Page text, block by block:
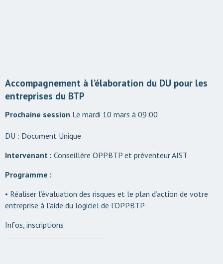
Accompagnement à l’élaboration du DU pour les
entreprises du BTP
Le mardi 10 mars à 09:00
DU : Document Unique
Intervenant : Conseillère OPPBTP et préventeur AIST
Programme :
• Réaliser l’évaluation des risques et le plan d’action de votre
entreprise à l’aide du logiciel de l’OPPBTP
Infos, inscriptions